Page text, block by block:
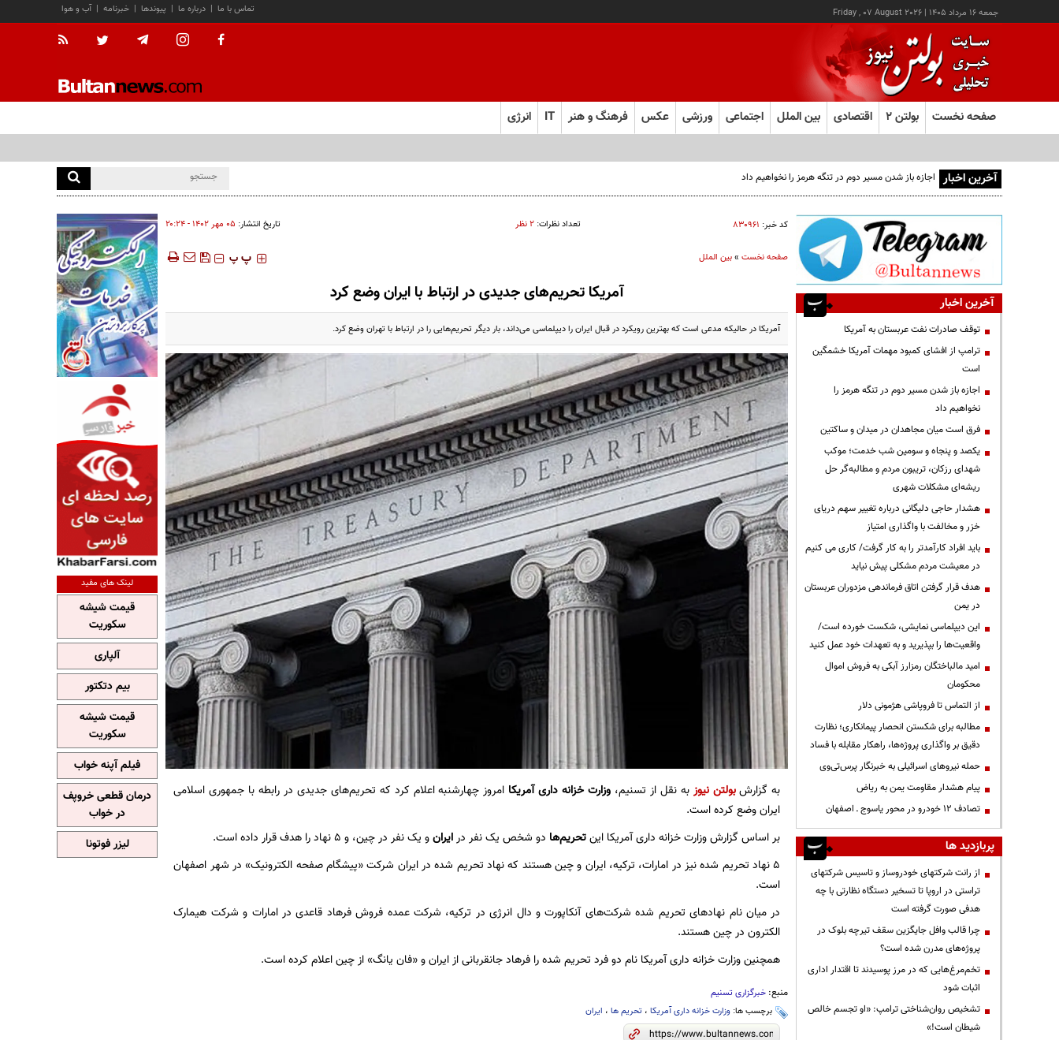
جمعه ۱۶ مرداد ۱۴۰۵ |
Friday , 07 August 2026 آب و هوا | خبرنامه | پیوندها | درباره ما | تماس با ما
صفحه نخست بولتن ۲ اقتصادی بین الملل اجتماعی ورزشی عکس فرهنگ و هنر IT انرژی
آخرین اخبار اجازه باز شدن مسیر دوم در تنگه هرمز را نخواهیم داد
کد خبر: ۸۳۰۹۶۱ تعداد نظرات: ۲ نظر تاریخ انتشار: ۰۵ مهر ۱۴۰۲ - ۲۰:۲۴
صفحه نخست»بین الملل ‍‍‍ پ پ
آمریکا تحریم‌های جدیدی در ارتباط با ایران وضع کرد
آمریکا در حالیکه مدعی است که بهترین رویکرد در قبال ایران را دیپلماسی می‌داند، بار دیگر تحریم‌هایی را در ارتباط با تهران وضع کرد.
به گزارش بولتن نیوز به نقل از تسنیم، وزارت خزانه داری آمریکا امروز چهارشنبه اعلام کرد که تحریم‌های جدیدی در رابطه با جمهوری اسلامی
ایران وضع کرده است.
بر اساس گزارش وزارت خزانه داری آمریکا اینتحریم‌ها دو شخص یک نفر درایرانو یک نفر در چین، و 5 نهاد را هدف قرار داده است.
5 نهاد تحریم شده نیز در امارات، ترکیه، ایران و چین هستند که نهاد تحریم شده در ایران شرکت «پیشگام صفحه الکترونیک» در شهر اصفهان
است.
در میان نام نهادهای تحریم شده شرکت‌های آنکاپورت و دال انرژی در ترکیه، شرکت عمده فروش فرهاد قاعدی در امارات و شرکت هیمارک
الکترون در چین هستند.
همچنین وزارت خزانه داری آمریکا نام دو فرد تحریم شده را فرهاد جانقربانی از ایران و «فان یانگ» از چین اعلام کرده است.
منبع: خبرگزاری تسنیم
برچسب ها: وزارت خزانه داری آمریکا، تحریم ها، ایران
آخرین اخبار
توقف صادرات نفت عربستان به آمریکا
ترامپ از افشای کمبود مهمات آمریکا خشمگین
است
اجازه باز شدن مسیر دوم در تنگه هرمز را
نخواهیم داد
فرق است میان مجاهدان در میدان و ساکتین
یکصد و پنجاه و سومین شب خدمت؛ موکب
شهدای رزکان، تریبون مردم و مطالبه‌گر حل
ریشه‌ای مشکلات شهری
هشدار حاجی دلیگانی درباره تغییر سهم دریای
خزر و مخالفت با واگذاری امتیاز
باید افراد کارآمدتر را به کار گرفت/ کاری می کنیم
در معیشت مردم مشکلی پیش نیاید
هدف قرار گرفتن اتاق‌ فرماندهی مزدوران عربستان
در یمن
این دیپلماسی نمایشی، شکست خورده است/
واقعیت‌ها را بپذیرید و به تعهدات خود عمل کنید
امید مالباختگان رمزارز آبکی به فروش اموال
محکومان
از التماس تا فروپاشی هژمونی دلار
مطالبه برای شکستن انحصار پیمانکاری؛ نظارت
دقیق بر واگذاری پروژه‌ها، راهکار مقابله با فساد
حمله نیروهای اسرائیلی به خبرنگار پرس‌تی‌وی
پیام هشدار مقاومت یمن به ریاض
تصادف ۱۲ خودرو در محور یاسوج ـ اصفهان
پربازدید ها
از رانت‌ شرکتهای خودروساز و تاسیس شرکتهای
تراستی در اروپا تا تسخیر دستگاه نظارتی با چه
هدفی صورت گرفته است
چرا قالب وافل جایگزین سقف تیرچه بلوک در
پروژه‌های مدرن شده است؟
تخم‌مرغ‌هایی که در مرز پوسیدند تا اقتدار اداری
اثبات شود
تشخیص روان‌شناختی ترامپ: «او تجسم خالص
شیطان است!»
لینک های مفید
قیمت شیشه
سکوریت
آلپاری
بیم دتکتور
قیمت شیشه
سکوریت
فیلم آپنه خواب
درمان قطعی خروپف
در خواب
لیزر فوتونا